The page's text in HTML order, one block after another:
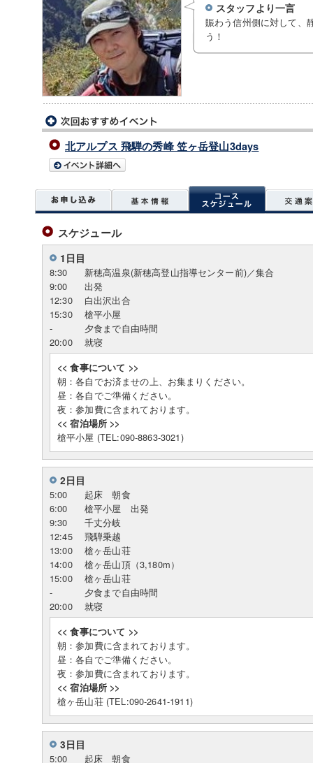
スタッフより一言
賑わう信州側に対して、
う！
北アルプス 飛騨の秀峰 笠ヶ岳登山3days
スケジュール
1日目
8:30
新穂高温泉(新穂高登山指導センター前)／集合
9:00
出発
12:30
白出沢出合
15:30
槍平小屋
-
夕食まで自由時間
20:00
就寝
<< 食事について >>
朝：各自でお済ませの上、お集まりください。
昼：各自でご準備ください。
夜：参加費に含まれております。
<< 宿泊場所 >>
槍平小屋 (TEL:090-8863-3021)
2日目
5:00
起床 朝食
6:00
槍平小屋 出発
9:30
千丈分岐
12:45
飛騨乗越
13:00
槍ヶ岳山荘
14:00
槍ヶ岳山頂（3,180m）
15:00
槍ヶ岳山荘
-
夕食まで自由時間
20:00
就寝
<< 食事について >>
朝：参加費に含まれております。
昼：各自でご準備ください。
夜：参加費に含まれております。
<< 宿泊場所 >>
槍ヶ岳山荘 (TEL:090-2641-1911)
3日目
5:00 起床 朝食